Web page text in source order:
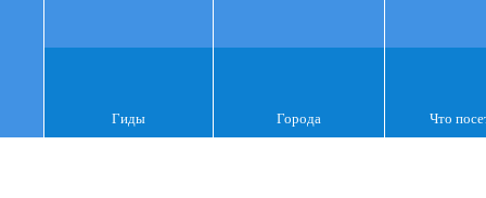
Гиды Города Что